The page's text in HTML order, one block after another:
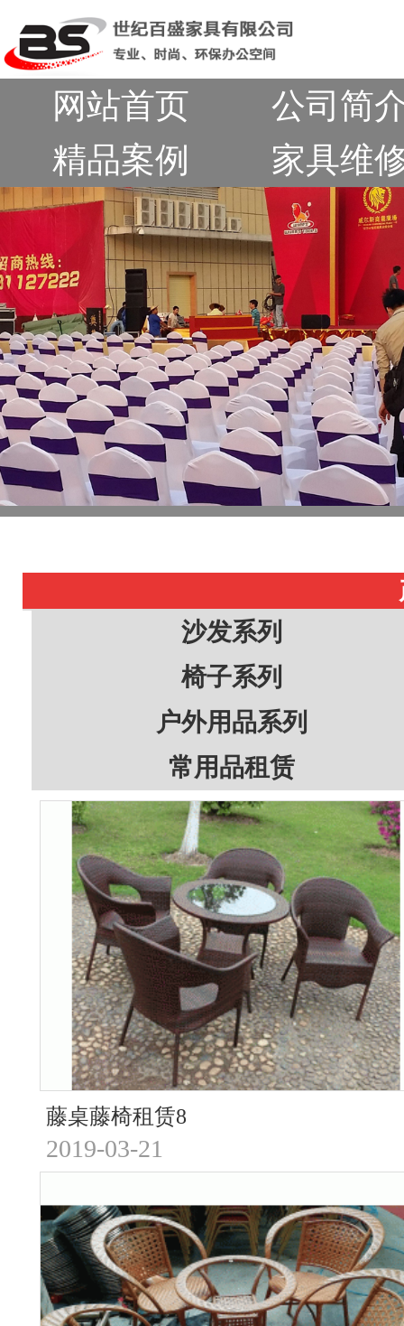
网站首页
公司简
精品案例
家具维
沙发系列
椅子系列
户外用品系列
常用品租赁
藤桌藤椅租赁8
2019-03-21